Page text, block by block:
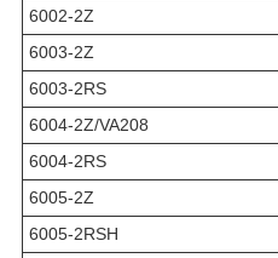
6002-2Z
6003-2Z
6003-2RS
6004-2Z/VA208
6004-2RS
6005-2Z
6005-2RSH